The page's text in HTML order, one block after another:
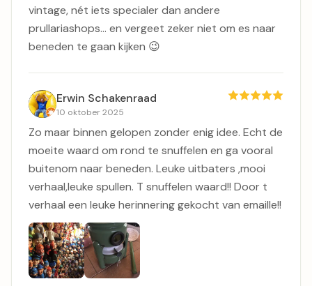
vintage, nét iets specialer dan andere
prullariashops... en vergeet zeker niet om es naar
beneden te gaan kijken 😉
Erwin Schakenraad
10 oktober 2025
Zo maar binnen gelopen zonder enig idee. Echt de
moeite waard om rond te snuffelen en ga vooral
buitenom naar beneden. Leuke uitbaters ,mooi
verhaal,leuke spullen. T snuffelen waard!! Door t
verhaal een leuke herinnering gekocht van emaille!!